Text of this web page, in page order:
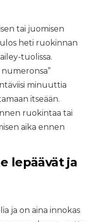
tai juomisen
heti ruokinnan
tuolissa.
minuuttia
itseään.
ruokintaa tai
aika ennen
lepäävät ja
ja on aina innokas